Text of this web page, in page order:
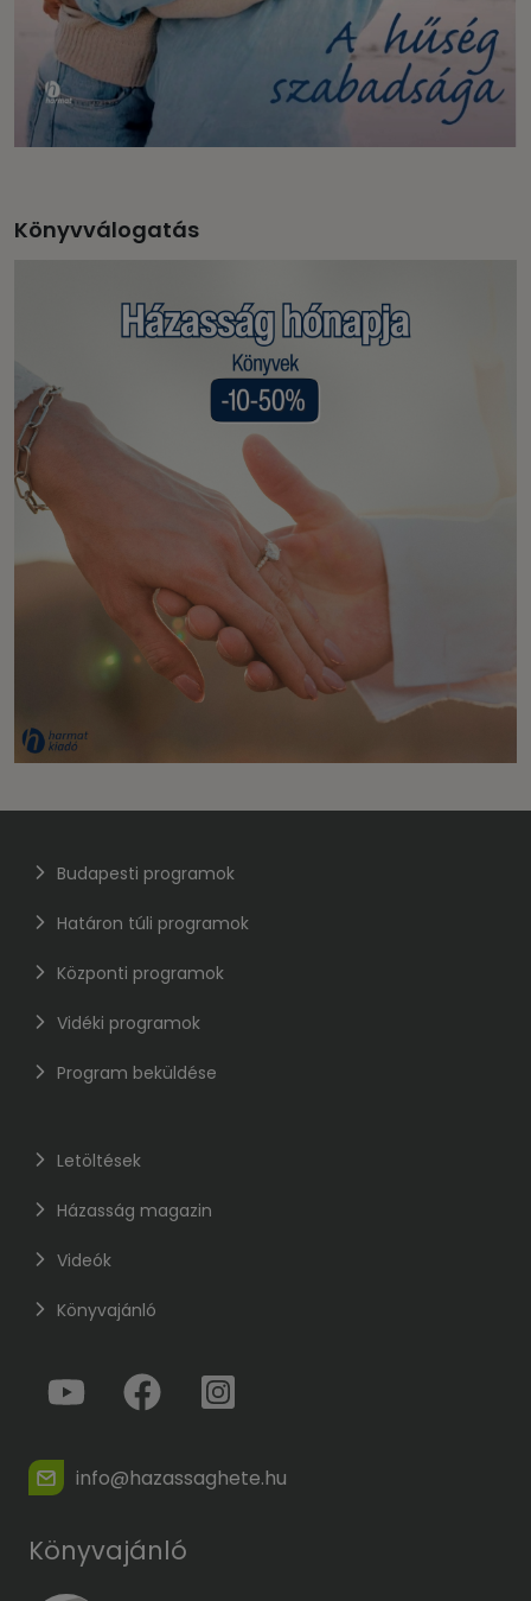
Könyvválogatás
Budapesti programok
Határon túli programok
Központi programok
Vidéki programok
Program beküldése
Letöltések
Házasság magazin
Videók
Könyvajánló
info@hazassaghete.hu
Könyvajánló